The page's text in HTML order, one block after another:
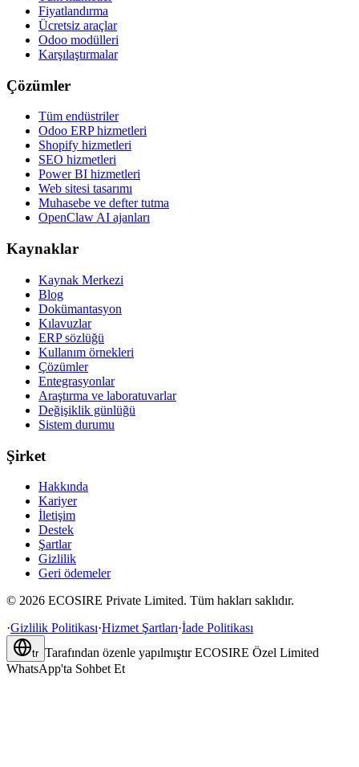
Fiyatlandırma
Ücretsiz araçlar
Odoo modülleri
Karşılaştırmalar
Çözümler
Tüm endüstriler
Odoo ERP hizmetleri
Shopify hizmetleri
SEO hizmetleri
Power BI hizmetleri
Web sitesi tasarımı
Muhasebe ve defter tutma
OpenClaw AI ajanları
Kaynaklar
Kaynak Merkezi
Blog
Dokümantasyon
Kılavuzlar
ERP sözlüğü
Kullanım örnekleri
Çözümler
Entegrasyonlar
Araştırma ve laboratuvarlar
Değişiklik günlüğü
Sistem durumu
Şirket
Hakkında
Kariyer
İletişim
Destek
Şartlar
Gizlilik
Geri ödemeler
© 2026 ECOSIRE Private Limited. Tüm hakları saklıdır.
·Gizlilik Politikası·Hizmet Şartları·İade Politikası
tr Tarafından özenle yapılmıştır ECOSIRE Özel Limited
WhatsApp'ta Sohbet Et